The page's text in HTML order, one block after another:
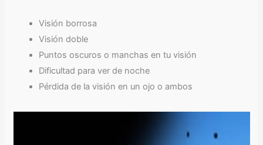
Visión borrosa
Visión doble
Puntos oscuros o manchas en tu visión
Dificultad para ver de noche
Pérdida de la visión en un ojo o ambos